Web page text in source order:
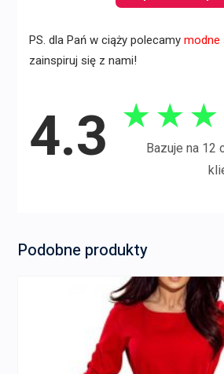
PS. dla Pań w ciąży polecamy modne
zainspiruj się z nami!
4.3 ★ ★ ★
Bazuje na 12
Podobne produkty